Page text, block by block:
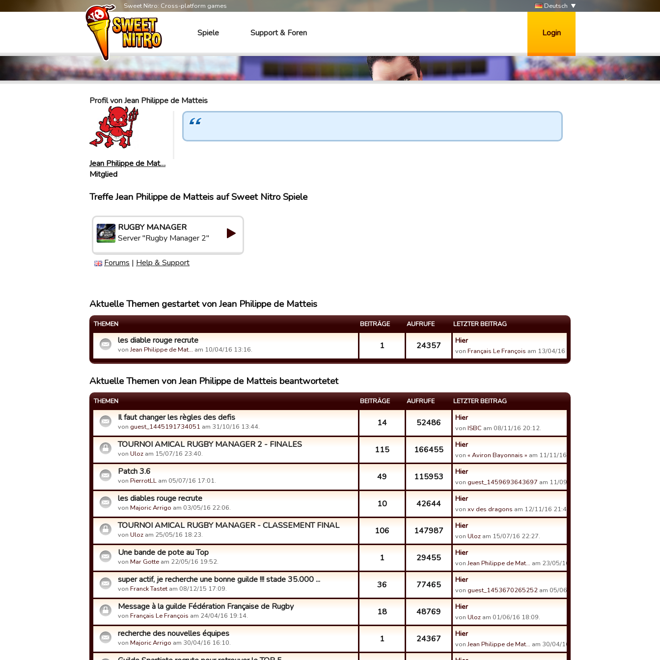
Sweet Nitro: Cross-platform games Deutsch
Spiele Support & Foren Login
Profil von Jean Philippe de Matteis
Jean Philippe de Mat…
Mitglied
Treffe Jean Philippe de Matteis auf Sweet Nitro Spiele
RUGBY MANAGER
Server "Rugby Manager 2"
Forums | Help & Support
Aktuelle Themen gestartet von Jean Philippe de Matteis
THEMEN BEITRÄGE AUFRUFE LETZTER BEITRAG
les diable rouge recrute
vonJean Philippe de Mat… am 10/04/16 13:16. 1 24357 Hier
von Français Le François am 13/04/16 16:09.
Aktuelle Themen von Jean Philippe de Matteis beantwortetet
THEMEN BEITRÄGE AUFRUFE LETZTER BEITRAG
Il faut changer les règles des defis
von guest_1445191734051 am 31/10/16 13:44. 14 52486 Hier
von ISBC am 08/11/16 20:12.
TOURNOI AMICAL RUGBY MANAGER 2 - FINALES
von Uloz am 15/07/16 23:40. 115 166455 Hier
von « Aviron Bayonnais » am 11/11/16 14:09.
Patch 3.6
von PierrotLL am 05/07/16 17:01. 49 115953 Hier
von guest_1459693643697 am 11/09/16 20:48.
les diables rouge recrute
von Majoric Arrigo am 03/05/16 22:06. 10 42644 Hier
von xv des dragons am 12/11/16 21:46.
TOURNOI AMICAL RUGBY MANAGER - CLASSEMENT FINAL
von Uloz am 25/05/16 18:23. 106 147987 Hier
von Uloz am 15/07/16 22:27.
Une bande de pote au Top
von Mar Gotte am 22/05/16 19:52. 1 29455 Hier
vonJean Philippe de Mat… am 23/05/16 16:53.
super actif, je recherche une bonne guilde !!! stade 35.000 ...
von Franck Tastetam 08/12/15 17:09. 36 77465 Hier
von guest_1453670265252 am 05/06/16 21:49.
Message à la guilde Fédération Française de Rugby
von Français Le François am 24/04/16 19:14. 18 48769 Hier
von Uloz am 01/06/16 18:09.
recherche des nouvelles équipes
von Majoric Arrigo am 30/04/16 16:10. 1 24367 Hier
vonJean Philippe de Mat… am 30/04/16 18:59.